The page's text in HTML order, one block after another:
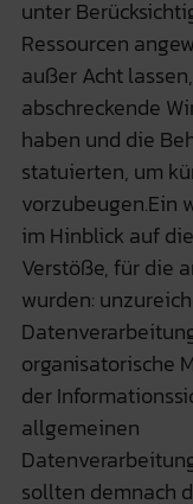
unter
Ressourcen
außer Acht
abschreckende
haben und die
statuierten, um
vorzubeugen.Ein
im Hinblick auf
Verstöße, für die
wurden:
organisatorische
der
allgemeinen
sollten demnach